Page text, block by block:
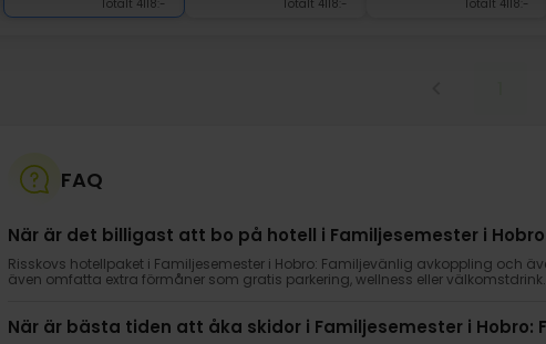
Totalt 4118:- Totalt 4118:- Totalt 4118:-
FAQ
När är det billigast att bo på hotell i Familjesemester i
Risskovs hotellpaket i Familjesemester i Hobro: Familjevänlig avkoppling och
även omfatta extra förmåner som gratis parkering, wellness eller välkomstdrink.
När är bästa tiden att åka skidor i Familjesemester i